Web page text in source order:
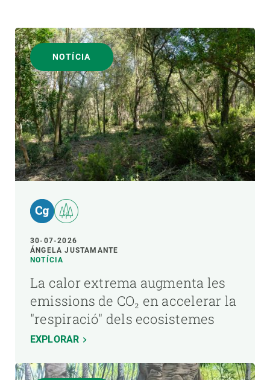
NOTÍCIA
30-07-2026
ÁNGELA JUSTAMANTE
NOTÍCIA
La calor extrema augmenta les
emissions de CO₂ en accelerar la
"respiració" dels ecosistemes
EXPLORAR